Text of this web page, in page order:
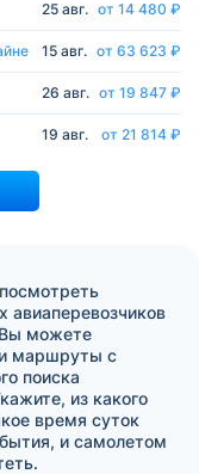
25 авг. от 14 480 ₽
15 авг. от 63 623 ₽
26 авг. от 19 847 ₽
19 авг. от 21 814 ₽
авиаперевозчиков
Вы можете
маршруты с
поиска
из какого
время суток
и самолетом